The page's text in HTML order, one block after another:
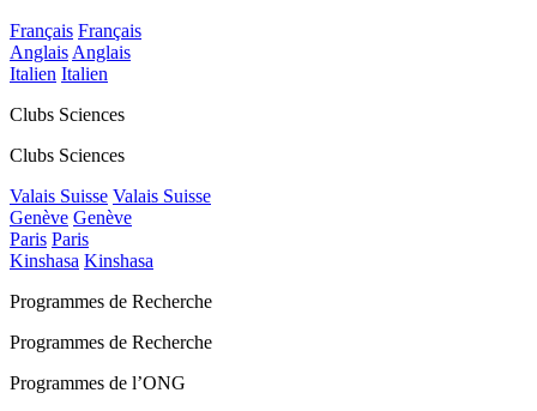
Français Français
Anglais Anglais
Italien Italien
Clubs Sciences
Clubs Sciences
Valais Suisse Valais Suisse
Genève Genève
Paris Paris
Kinshasa Kinshasa
Programmes de Recherche
Programmes de Recherche
Programmes de l’ONG